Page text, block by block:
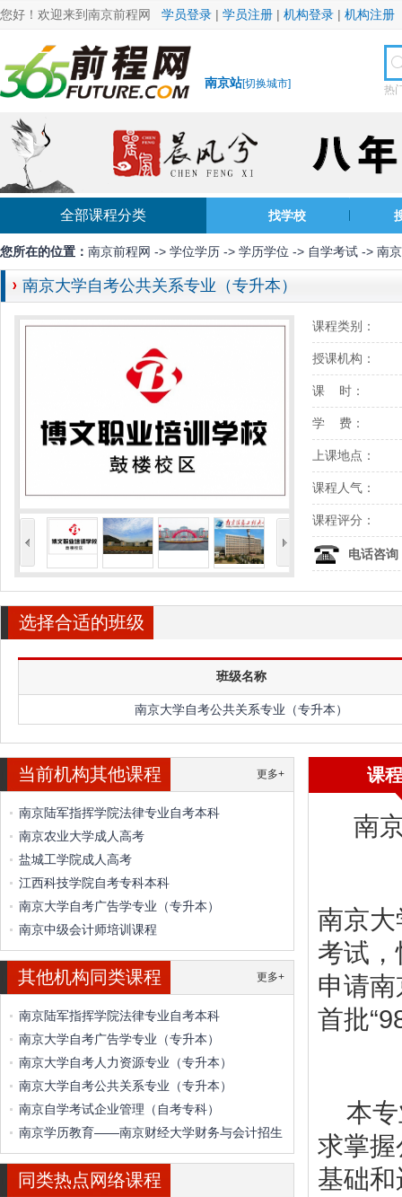
您好！欢迎来到南京前程网 学员登录 | 学员注册 | 机构登录 | 机构注册
南京站[切换城市] 热
全部课程分类 找学校
您所在的位置： 南京前程网 -> 学位学历 -> 学历学位 -> 自学考试 -> 南
南京大学自考公共关系专业（专升本）
课程类别：
授课机构：
课 时：
学 费：
上课地点：
课程人气：
课程评分：
电话咨询
选择合适的班级
班级名称
南京大学自考公共关系专业（专升本）
当前机构其他课程 更多+
南京陆军指挥学院法律专业自考本科
南京农业大学成人高考
盐城工学院成人高考
江西科技学院自考专科本科
南京大学自考广告学专业（专升本）
南京中级会计师培训课程
其他机构同类课程 更多+
南京陆军指挥学院法律专业自考本科
南京大学自考广告学专业（专升本）
南京大学自考人力资源专业（专升本）
南京大学自考公共关系专业（专升本）
南京自学考试企业管理（自考专科）
南京学历教育——南京财经大学财务与会计招生
同类热点网络课程
课
南京
南京
考试
申请
首批
本专
求掌
基础